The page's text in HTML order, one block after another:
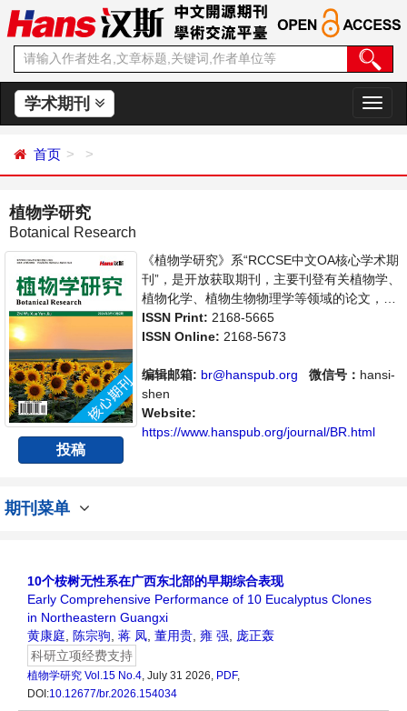
学术期刊
切
换
首页
植物学研究
Botanical Research
投稿
《植物学研究》系“RCCSE中文OA核心学术期
刊”，是开放获取期刊，主要刊登有关植物学、
植物化学、植物生物物理学等领域的论文，反
映国内外该领域的最新研究动态。本刊支持思
想创新、学术创新，倡导科学，繁荣学术，集
科学家、学者、科研人员提供一个传播、分享
和讨论植物学领域内不同方向问题与发展的交
流平台。
ISSN Print: 2168-5665
ISSN Online: 2168-5673
编辑邮箱: br@hanspub.org 微信号： hansi-
shen
Website:
https://www.hanspub.org/journal/BR.html
期刊菜单
10个桉树无性系在广西东北部的早期综合表现
Early Comprehensive Performance of 10 Eucalyptus Clones
in Northeastern Guangxi
黄康庭
陈宗驹 蒋 凤 董用贵 雍 强
庞正轰
科研立项经费支持
植物学研究 Vol.15 No.4, July 31 2026, PDF,
DOI:10.12677/br.2026.154034